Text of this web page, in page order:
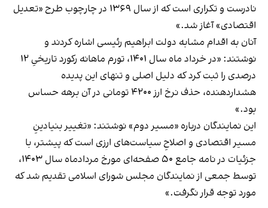
نادرست و تکراری است که از سال ۱۳۶۹ در چارچوب طرح «تعدیل
اقتصادی» آغاز شد.»
آنان به اقدام مشابه دولت ابراهیم رئیسی اشاره کردند و
نوشتند: «در خرداد ماه سال ۱۴۰۱، تورم ماهانه رکورد تاریخیِ ۱۲
درصدی را ثبت کرد که دلیل اصلی و تنهای این پدیده
هشداردهنده، حذف نرخ ارز ۴۲۰۰ تومانی در آن برهه حساس
بود.»
این نمایندگان درباره «مسیر دوم» نوشتند: «تغییر بنیادینِ
مسیر اقتصادی و اصلاحِ سیاست‌های ارزی است که پیشتر، با
جزئیات در نامه جامع ۵۰ صفحه‌ای مورخ مردادماه سال ۱۴۰۳،
توسط جمعی از نمایندگان مجلس شورای اسلامی تقدیم شد که
مورد توجه قرار نگرفت.»